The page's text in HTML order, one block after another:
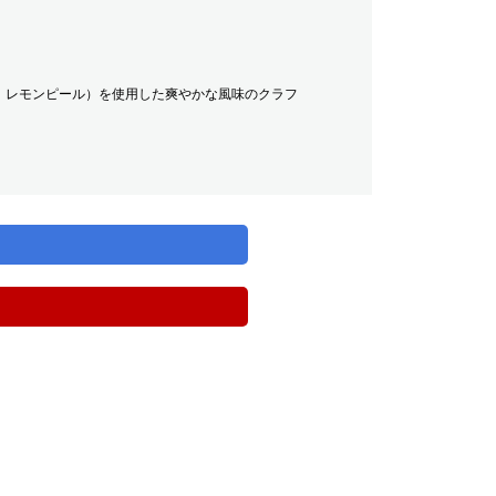
モンピール）を使用した爽やかな風味のクラフ